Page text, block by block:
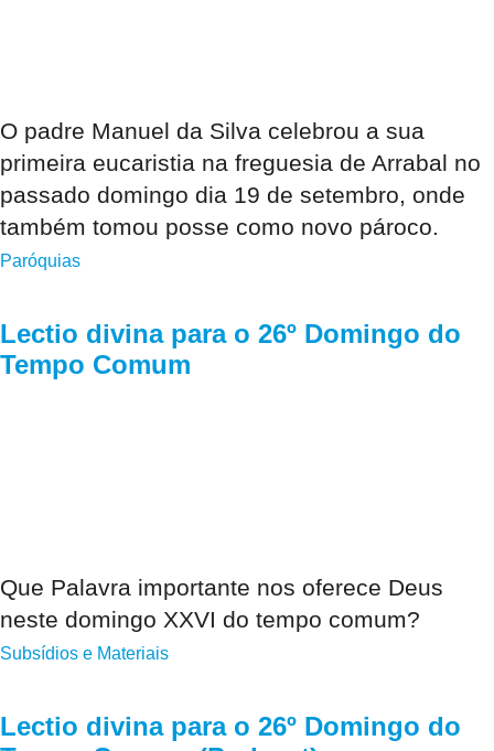
O padre Manuel da Silva celebrou a sua
primeira eucaristia na freguesia de Arrabal no
passado domingo dia 19 de setembro, onde
também tomou posse como novo pároco.
Paróquias
Lectio divina para o 26º Domingo do
Tempo Comum
Que Palavra importante nos oferece Deus
neste domingo XXVI do tempo comum?
Subsídios e Materiais
Lectio divina para o 26º Domingo do